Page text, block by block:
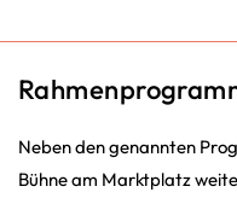
Neben den genannten
Bühne am Marktplatz